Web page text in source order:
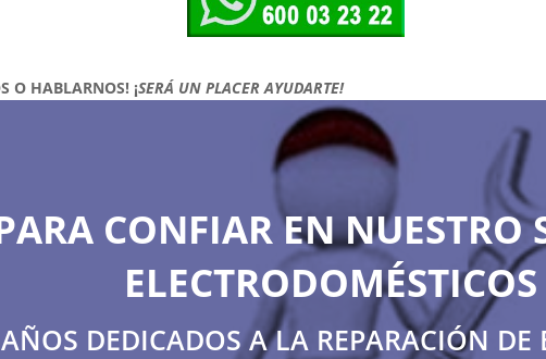
O HABLARNOS! ¡SERÁ UN PLACER AYUDARTE!
CONFIAR EN NUESTRO
DEDICADOS A LA REPARACIÓN DE